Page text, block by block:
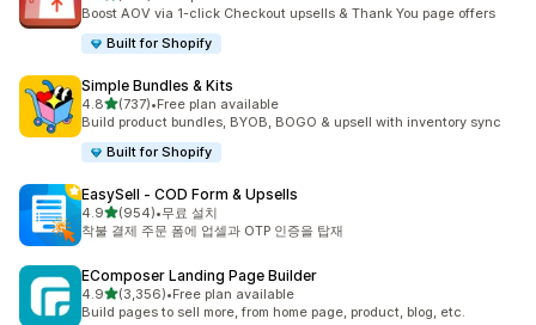
Boost AOV via 1-click Checkout upsells & Thank You page offers
Built for Shopify
Simple Bundles & Kits
4.8별 5개 중
(737)
총 리뷰 737개
•Free plan available
Build product bundles, BYOB, BOGO & upsell with inventory sync
Built for Shopify
EasySell ‑ COD Form & Upsells
4.9별 5개 중
(954)
총 리뷰 954개
•무료 설치
착불 결제 주문 폼에 업셀과 OTP 인증을 탑재
EComposer Landing Page Builder
4.9별 5개 중
(3,356)
총 리뷰 3356개
•Free plan available
Build pages to sell more, from home page, product, blog, etc.